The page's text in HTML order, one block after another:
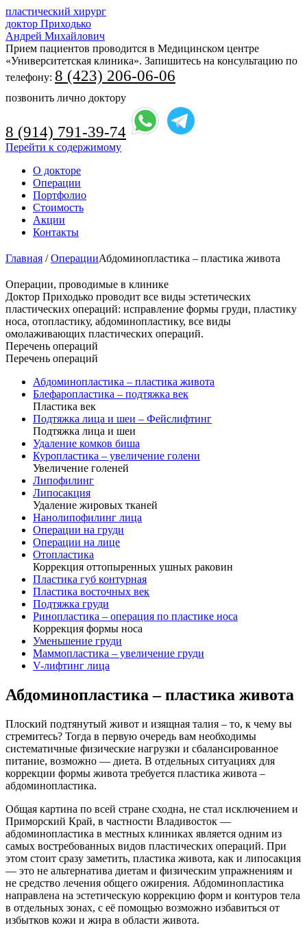
пластический хирург
доктор Приходько
Андрей Михайлович
Прием пациентов проводится в Медицинском центре
«Университетская клиника». Запишитесь на консультацию по
телефону: 8 (423) 206-06-06
позвонить лично доктору
8 (914) 791-39-74
Перейти к содержимому
О докторе
Операции
Портфолио
Стоимость
Акции
Контакты
Главная /ОперацииАбдоминопластика – пластика живота
Операции, проводимые в клинике
Доктор Приходько проводит все виды эстетических
пластических операций: исправление формы груди, пластику
носа, отопластику, абдоминоплаcтику, все виды
омолаживающих пластических операций.
Перечень операций
Перечень операций
Абдоминопластика – пластика живота
Блефаропластика – подтяжка век
Пластика век
Подтяжка лица и шеи – Фейслифтинг
Подтяжка лица и шеи
Удаление комков биша
Куропластика – увеличение голени
Увеличение голеней
Липофилинг
Липосакция
Удаление жировых тканей
Нанолипофилинг лица
Операции на груди
Операции на лице
Отопластика
Коррекция оттопыренных ушных раковин
Пластика губ контурная
Пластика восточных век
Подтяжка груди
Ринопластика – операция по пластике носа
Коррекция формы носа
Уменьшение груди
Маммопластика – увеличение груди
V-лифтинг лица
Абдоминопластика – пластика живота
Плоский подтянутый живот и изящная талия – то, к чему вы
стремитесь? Тогда в первую очередь вам необходимы
систематичные физические нагрузки и сбалансированное
питание, возможно — диета. В отдельных ситуациях для
коррекции формы живота требуется пластика живота –
абдоминопластика.
Общая картина по всей стране сходна, не стал исключением и
Приморский Край, в частности Владивосток —
абдоминопластика в местных клиниках является одним из
самых востребованных видов пластических операций. При
этом стоит сразу заметить, пластика живота, как и липосакция
— это не альтернатива диетам и физическим упражнениям и
не средство лечения общего ожирения. Абдоминопластика
направлена на эстетическую коррекцию форм и контуров тела
в отдельных зонах, с её помощью возможно избавиться от
избытков кожи и жира в области живота.